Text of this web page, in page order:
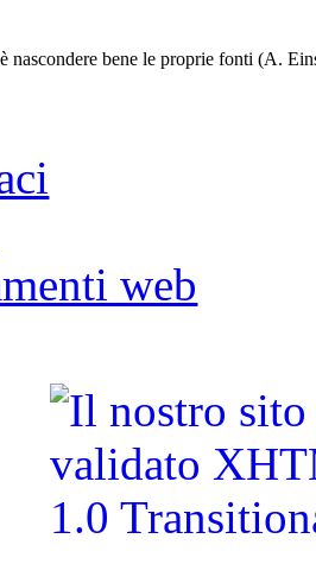
nascondere bene le proprie fonti (A.
web